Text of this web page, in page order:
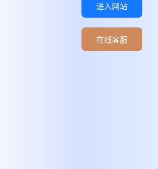
进入网站
在线客服